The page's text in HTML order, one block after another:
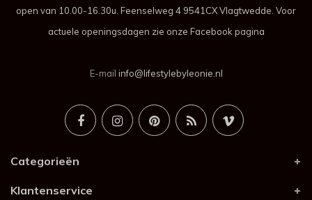
open van 10.00-16.30u. Feenselweg 4 9541CX Vlagtwedde. Voor
actuele openingsdagen zie onze Facebook pagina
E-mail info@lifestylebyleonie.nl
Categorieën
Klantenservice